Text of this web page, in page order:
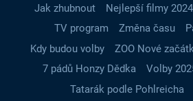
Jak zhubnout Nejlepší filmy 2024
TV program
Změna času
Kdy budou volby
ZOO Nové
7 pádů Honzy Dědka
Volby
Tatarák podle Pohlreicha